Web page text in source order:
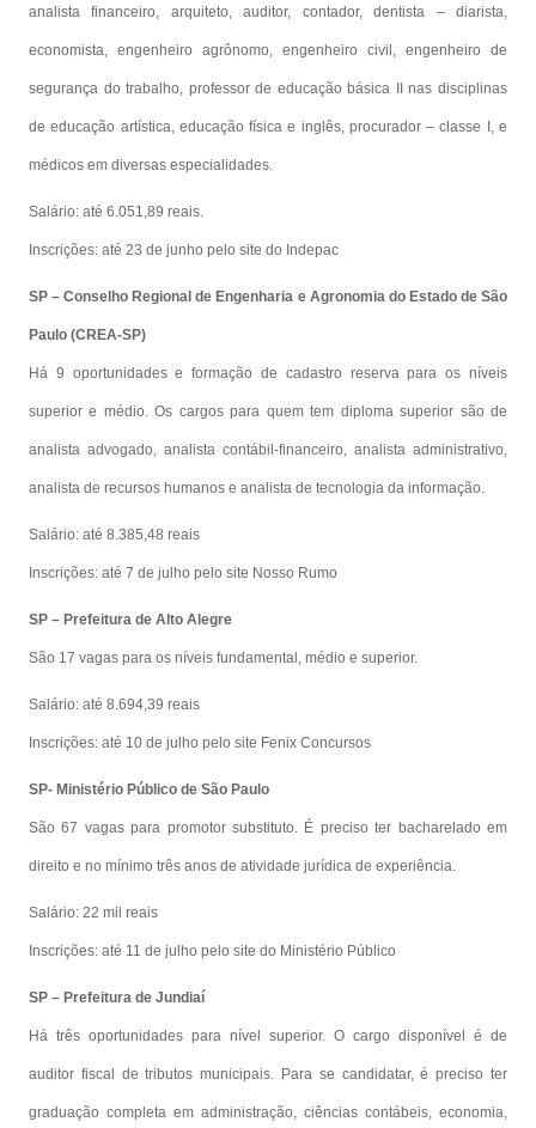
analista financeiro, arquiteto, auditor, contador, dentista – diarista,
economista, engenheiro agrônomo, engenheiro civil, engenheiro de
segurança do trabalho, professor de educação básica II nas disciplinas
de educação artística, educação física e inglês, procurador – classe I, e
médicos em diversas especialidades.
Salário: até 6.051,89 reais.
Inscrições: até 23 de junho pelo site do Indepac
SP – Conselho Regional de Engenharia e Agronomia do Estado de São
Paulo (CREA-SP)
Há 9 oportunidades e formação de cadastro reserva para os níveis
superior e médio. Os cargos para quem tem diploma superior são de
analista advogado, analista contábil-financeiro, analista administrativo,
analista de recursos humanos e analista de tecnologia da informação.
Salário: até 8.385,48 reais
Inscrições: até 7 de julho pelo site Nosso Rumo
SP – Prefeitura de Alto Alegre
São 17 vagas para os níveis fundamental, médio e superior.
Salário: até 8.694,39 reais
Inscrições: até 10 de julho pelo site Fenix Concursos
SP- Ministério Público de São Paulo
São 67 vagas para promotor substituto. É preciso ter bacharelado em
direito e no mínimo três anos de atividade jurídica de experiência.
Salário: 22 mil reais
Inscrições: até 11 de julho pelo site do Ministério Público
SP – Prefeitura de Jundiaí
Há três oportunidades para nível superior. O cargo disponível é de
auditor fiscal de tributos municipais. Para se candidatar, é preciso ter
graduação completa em administração, ciências contábeis, economia,